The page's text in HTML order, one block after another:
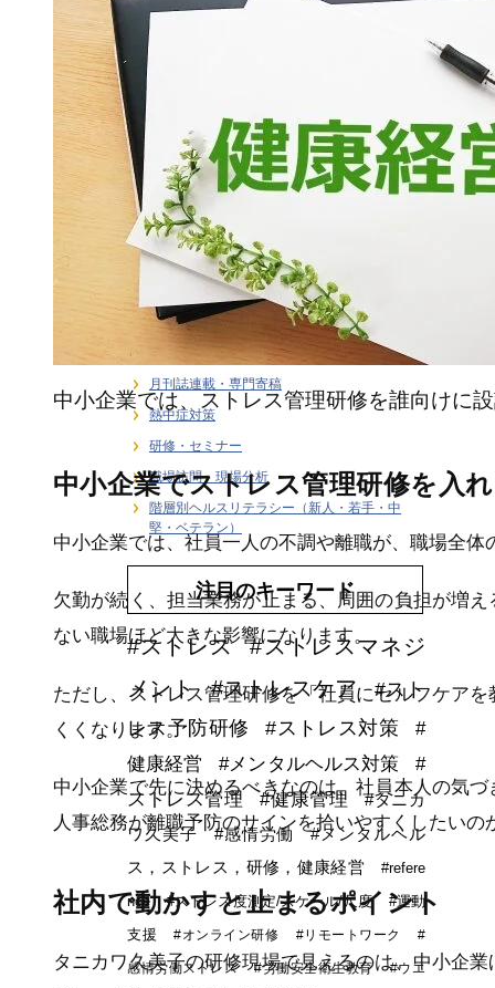
中小企業では、ストレス管理研修を誰向けに
中小企業でストレス管理研修を入
中小企業では、社員一人の不調や離職が、職場全体
欠勤が続く、担当業務が止まる、周囲の負担が増
ない職場ほど大きな影響になります。
ただし、ストレス管理研修を「社員にセルフケア
くくなります。
中小企業で先に決めるべきなのは、社員本人の気
人事総務が離職予防のサインを拾いやすくしたいの
社内で動かすと止まるポイント
タニカワ久美子の研修現場で見えるのは、中小企
ユーストレス（良性ストレス）
健康経営
健康経営戦略・KPI・エビデンス
働き方 × 健康支援
労働安全衛生
在宅勤務者のストレス支援
大学研究連携・学術講演実績
女性従業員の健康支援
感情労働ストレス
月刊誌連載・専門寄稿
熱中症対策
研修・セミナー
職場訪問・現場分析
階層別ヘルスリテラシー（新人・若手・中
堅・ベテラン）
注目のキーワード
#ストレス
#ストレスマネジ
メント
#ストレスケア
#スト
レス予防研修
#ストレス対策
#
健康経営
#メンタルヘルス対策
#
ストレス管理
#健康管理
#タニカ
ワ久美子
#感情労働
#メンタルヘル
ス，ストレス，研修，健康経営
#refere
nce
#ストレス度測定/スケール/尺度
#運動
支援
#オンライン研修 #リモートワーク #
感情労働ストレス #労働安全衛生教育 #ウエ